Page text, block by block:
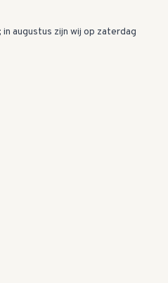
augustus zijn wij op zaterdag